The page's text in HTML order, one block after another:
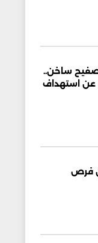
ساخن..
عن استهداف
فرص